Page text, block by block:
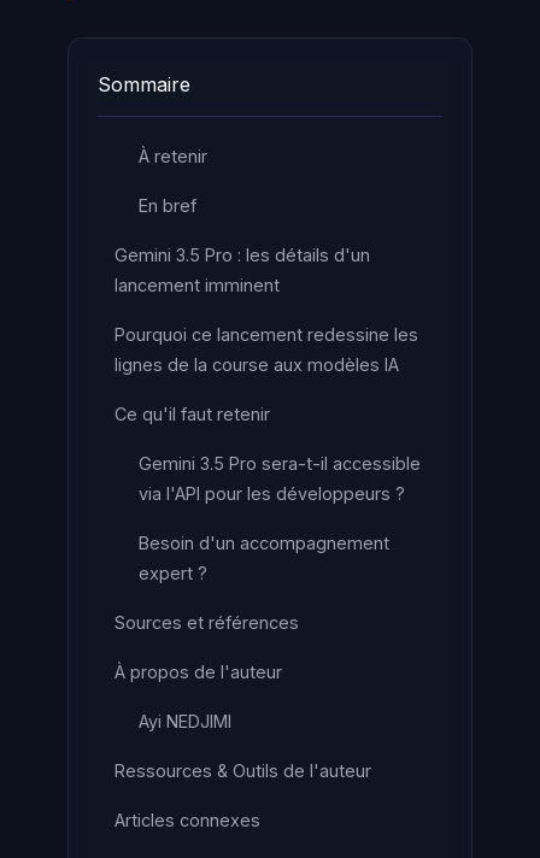
Sommaire
À retenir
En bref
Gemini 3.5 Pro : les détails d'un
lancement imminent
Pourquoi ce lancement redessine les
lignes de la course aux modèles IA
Ce qu'il faut retenir
Gemini 3.5 Pro sera-t-il accessible
via l'API pour les développeurs ?
Besoin d'un accompagnement
expert ?
Sources et références
À propos de l'auteur
Ayi NEDJIMI
Ressources & Outils de l'auteur
Articles connexes